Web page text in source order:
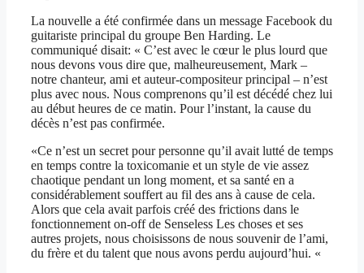
La nouvelle a été confirmée dans un message Facebook du
guitariste principal du groupe Ben Harding. Le
communiqué disait: « C’est avec le cœur le plus lourd que
nous devons vous dire que, malheureusement, Mark –
notre chanteur, ami et auteur-compositeur principal – n’est
plus avec nous. Nous comprenons qu’il est décédé chez lui
au début heures de ce matin. Pour l’instant, la cause du
décès n’est pas confirmée.
«Ce n’est un secret pour personne qu’il avait lutté de temps
en temps contre la toxicomanie et un style de vie assez
chaotique pendant un long moment, et sa santé en a
considérablement souffert au fil des ans à cause de cela.
Alors que cela avait parfois créé des frictions dans le
fonctionnement on-off de Senseless Les choses et ses
autres projets, nous choisissons de nous souvenir de l’ami,
du frère et du talent que nous avons perdu aujourd’hui. «